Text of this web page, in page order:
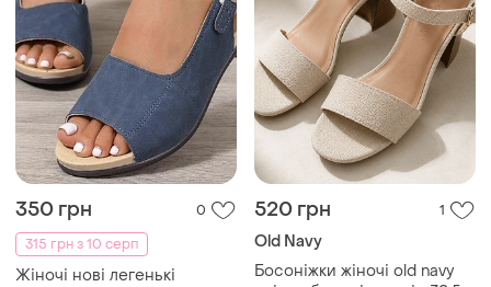
350 грн
0
315 грн з 10 серп
Жіночі нові легенькі
520 грн 1
Old Navy
Босоніжки жіночі old navy